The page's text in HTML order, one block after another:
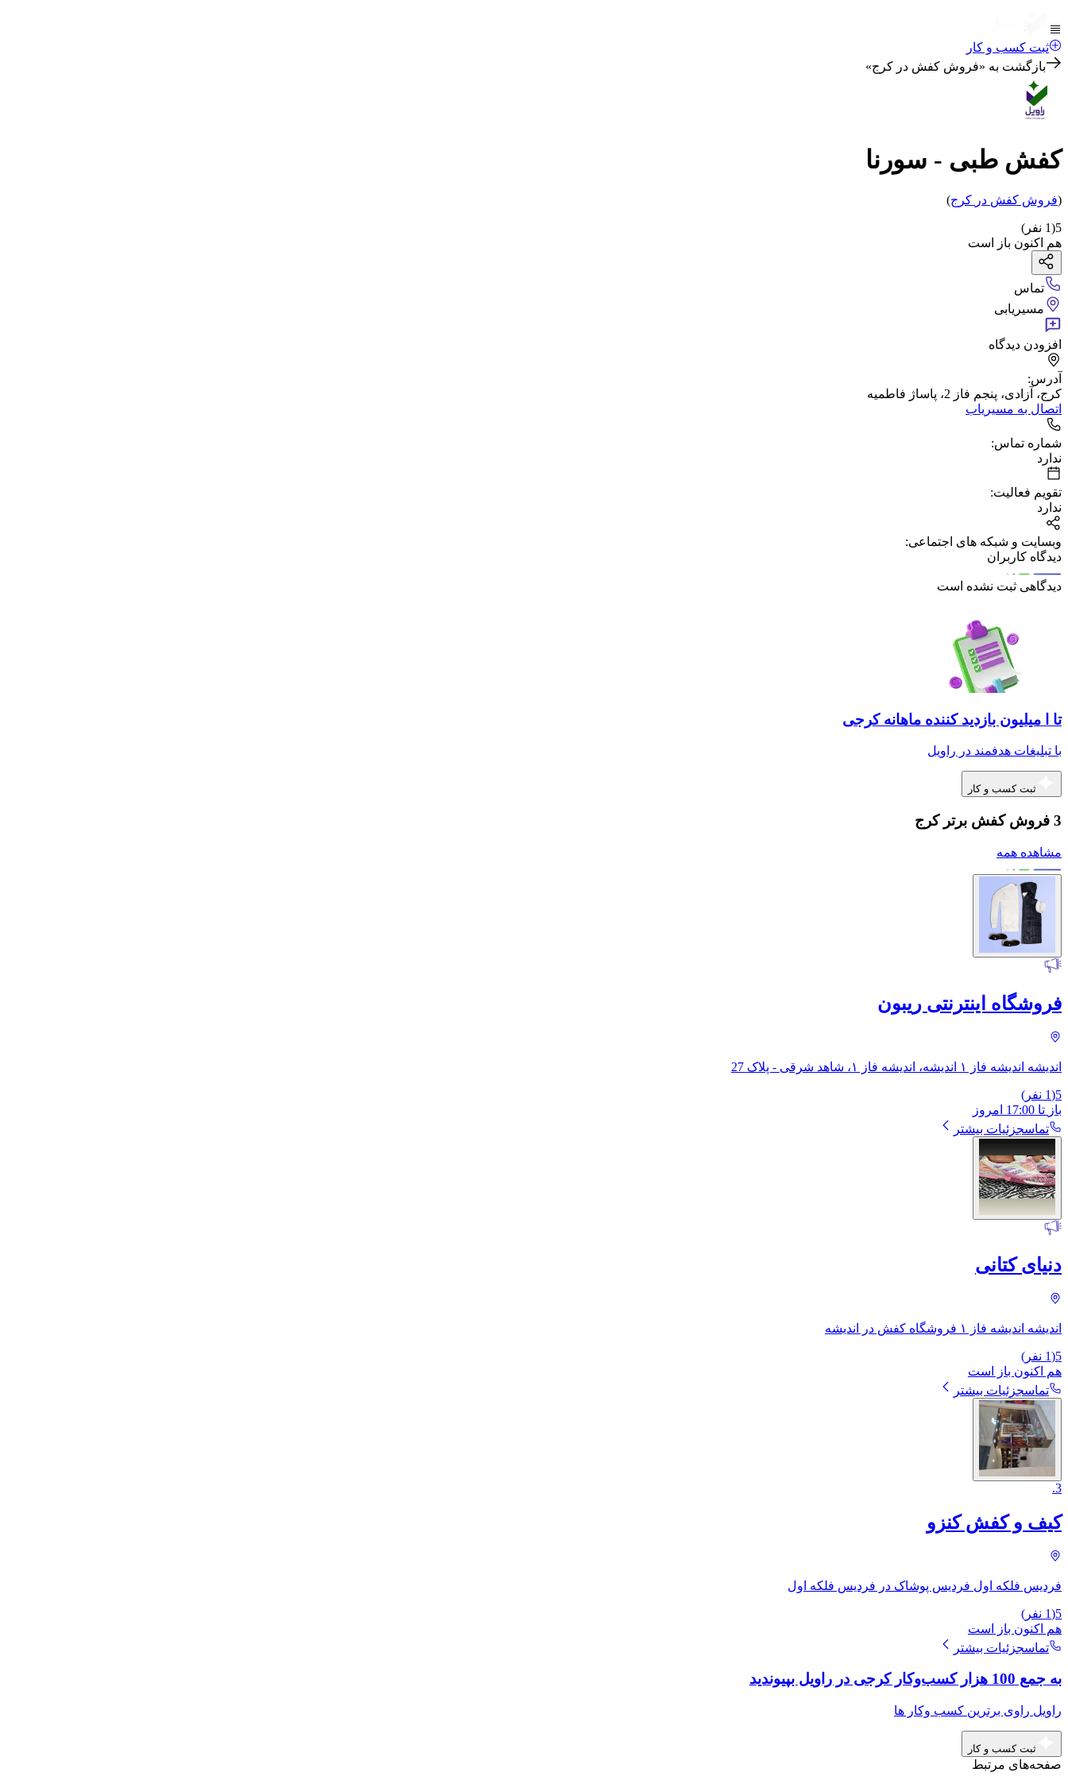
ثبت کسب و کار
بازگشت به «فروش کفش در کرج»
کفش طبی - سورنا
(فروش کفش در کرج)
5
(
1 نفر)
هم اکنون باز است
تماس
مسیریابی
افزودن دیدگاه
آدرس:
کرج، آزادی، پنجم فاز 2، پاساژ فاطمیه
اتصال به مسیریاب
شماره تماس:
ندارد
تقویم فعالیت:
ندارد
وبسایت و شبکه های اجتماعی:
دیدگاه کاربران
دیدگاهی ثبت نشده است
تا ا میلیون بازدید کننده ماهانه کرجی
با تبلیغات هدفمند در راویل
ثبت کسب و کار
3 فروش کفش برتر کرج
مشاهده همه
فروشگاه اینترنتی ریبون
اندیشه اندیشه فاز ۱ اندیشه، اندیشه فاز ۱، شاهد شرقی - پلاک 27
5
(
1 نفر)
باز تا 17:00 امروز
تماسجزئیات بیشتر
دنیای کتانی
اندیشه اندیشه فاز ۱ فروشگاه کفش در اندیشه
5
(
1 نفر)
هم اکنون باز است
تماسجزئیات بیشتر
3
.
کیف و کفش کنزو
فردیس فلکه اول فردیس پوشاک در فردیس فلکه اول
5
(
1 نفر)
هم اکنون باز است
تماسجزئیات بیشتر
به جمع 100 هزار کسب‌وکار کرجی در راویل بپیوندید
راویل راوی برترین کسب وکار ها
ثبت کسب و کار
صفحه‌های مرتبط